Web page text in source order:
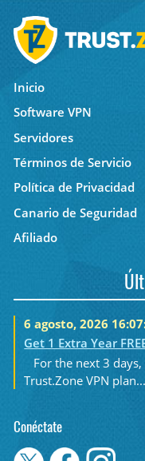
Inicio
Software VPN
Servidores
Términos de Servicio
Política de Privacidad
Canario de Seguridad
Afiliado
6 agosto, 2026
Get 1 Extra Year
For the next 3
Trust.Zone VPN
Conéctate